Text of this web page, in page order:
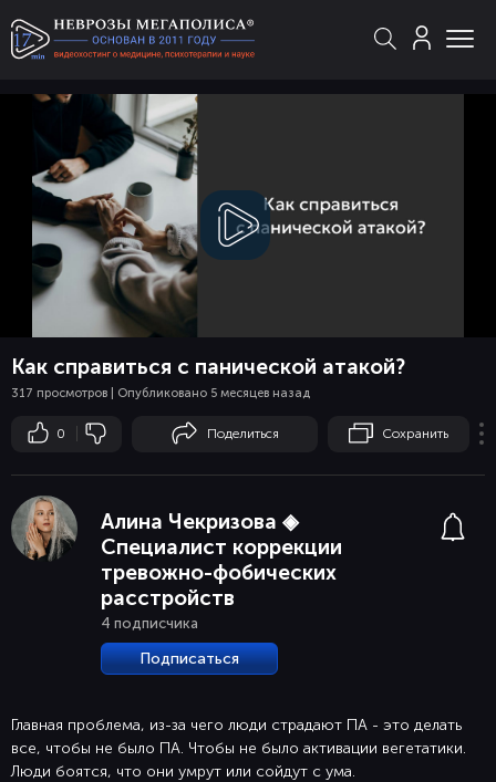
Смотреть
Как справиться с панической атакой?
317 просмотров | Опубликовано 5 месяцев назад
0 Поделиться Сохранить
Алина Чекризова ◈
Специалист коррекции
тревожно-фобических
расстройств
4 подписчика
Подписаться
Главная проблема, из-за чего люди страдают ПА - это делать
все, чтобы не было ПА. Чтобы не было активации вегетатики.
Люди боятся, что они умрут или сойдут с ума.